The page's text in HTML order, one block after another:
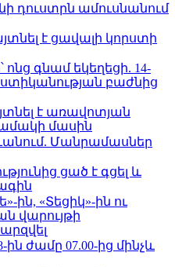
դուստրն ամուսնանում
է ցավալի կորստի
ոնց գնամ եկեղեցի. 14-
բաժնից
է առավոտյան
մասին
Մանրամասներ
ցած է գցել և
ին, «Տեցիկ»-ին ու
վարույթի
ին ժամը 07.00-ից մինչև